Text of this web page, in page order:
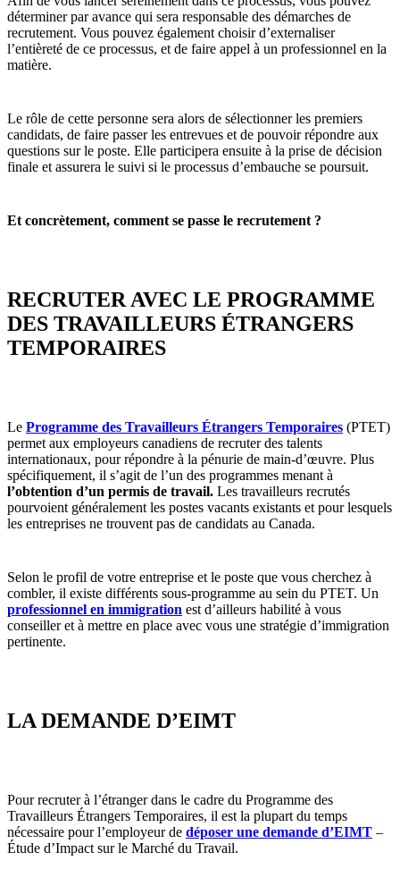
déterminer par avance qui sera responsable des démarches de
recrutement. Vous pouvez également choisir d’externaliser
l’entièreté de ce processus, et de faire appel à un professionnel en la
matière.
Le rôle de cette personne sera alors de sélectionner les premiers
candidats, de faire passer les entrevues et de pouvoir répondre aux
questions sur le poste. Elle participera ensuite à la prise de décision
finale et assurera le suivi si le processus d’embauche se poursuit.
Et concrètement, comment se passe le recrutement ?
RECRUTER AVEC LE PROGRAMME
DES TRAVAILLEURS ÉTRANGERS
TEMPORAIRES
Le Programme des Travailleurs Étrangers Temporaires (PTET)
permet aux employeurs canadiens de recruter des talents
internationaux, pour répondre à la pénurie de main-d’œuvre. Plus
spécifiquement, il s’agit de l’un des programmes menant à
l’obtention d’un permis de travail. Les travailleurs recrutés
pourvoient généralement les postes vacants existants et pour lesquels
les entreprises ne trouvent pas de candidats au Canada.
Selon le profil de votre entreprise et le poste que vous cherchez à
combler, il existe différents sous-programme au sein du PTET. Un
professionnel en immigration est d’ailleurs habilité à vous
conseiller et à mettre en place avec vous une stratégie d’immigration
pertinente.
LA DEMANDE D’EIMT
Pour recruter à l’étranger dans le cadre du Programme des
Travailleurs Étrangers Temporaires, il est la plupart du temps
nécessaire pour l’employeur de déposer une demande d’EIMT –
Étude d’Impact sur le Marché du Travail.